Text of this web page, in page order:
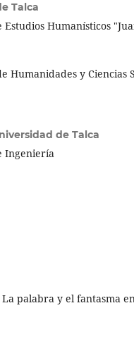
Talca
Humanísticos
Humanidades y Ciencias
de Talca
Ingeniería
La palabra y el fantasma